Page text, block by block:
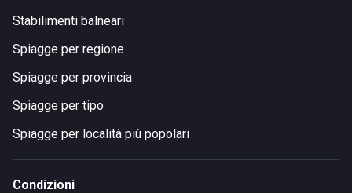
Stabilimenti balneari
Spiagge per regione
Spiagge per provincia
Spiagge per tipo
Spiagge per località più popolari
Condizioni